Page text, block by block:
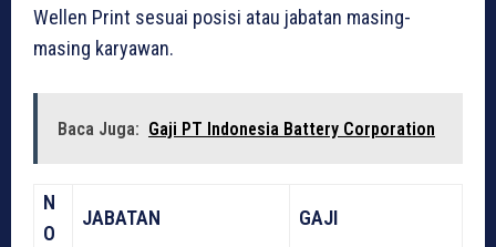
Wellen Print sesuai posisi atau jabatan masing-
masing karyawan.
Baca Juga: Gaji PT Indonesia Battery Corporation
N
O
JABATAN GAJI